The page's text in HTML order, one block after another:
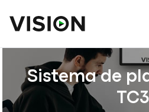
Sistema de
TC3